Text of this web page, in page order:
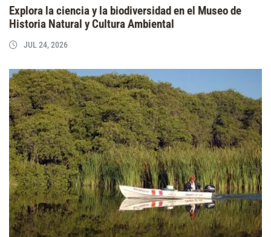
Explora la ciencia y la biodiversidad en el Museo de
Historia Natural y Cultura Ambiental
JUL 24, 2026